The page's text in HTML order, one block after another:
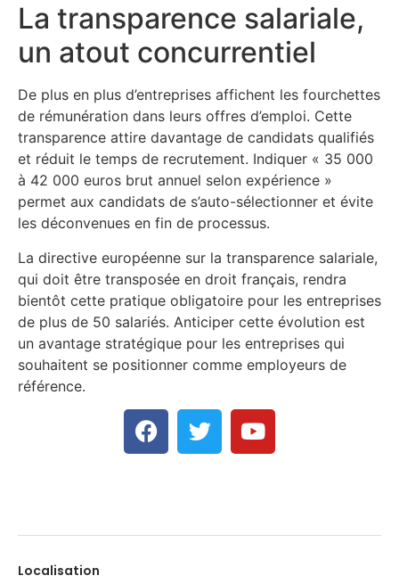
La transparence salariale,
un atout concurrentiel
De plus en plus d’entreprises affichent les fourchettes
de rémunération dans leurs offres d’emploi. Cette
transparence attire davantage de candidats qualifiés
et réduit le temps de recrutement. Indiquer « 35 000
à 42 000 euros brut annuel selon expérience »
permet aux candidats de s’auto-sélectionner et évite
les déconvenues en fin de processus.
La directive européenne sur la transparence salariale,
qui doit être transposée en droit français, rendra
bientôt cette pratique obligatoire pour les entreprises
de plus de 50 salariés. Anticiper cette évolution est
un avantage stratégique pour les entreprises qui
souhaitent se positionner comme employeurs de
référence.
Localisation